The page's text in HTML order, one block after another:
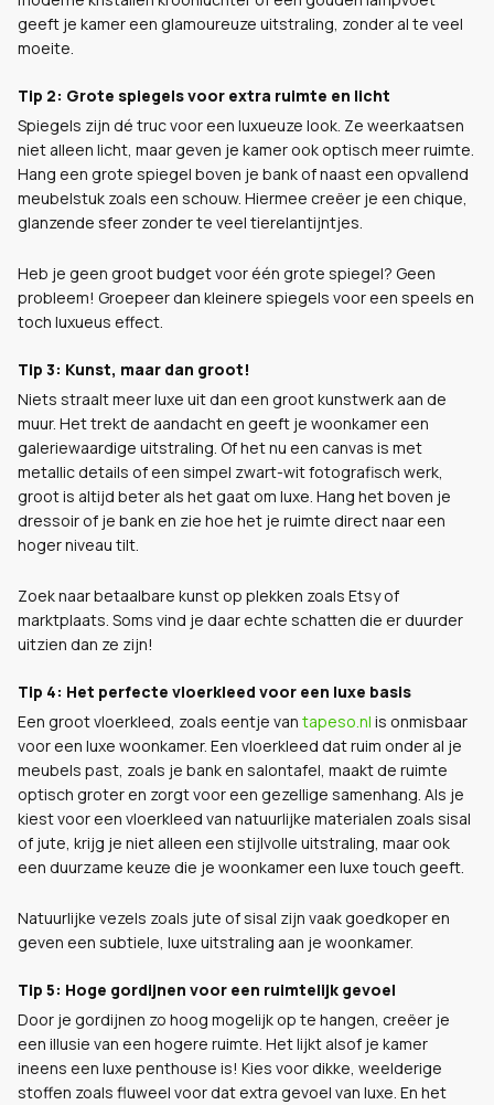
geeft je kamer een glamoureuze uitstraling, zonder al te veel
moeite.
Tip 2: Grote spiegels voor extra ruimte en licht
Spiegels zijn dé truc voor een luxueuze look. Ze weerkaatsen
niet alleen licht, maar geven je kamer ook optisch meer ruimte.
Hang een grote spiegel boven je bank of naast een opvallend
meubelstuk zoals een schouw. Hiermee creëer je een chique,
glanzende sfeer zonder te veel tierelantijntjes.
Heb je geen groot budget voor één grote spiegel? Geen
probleem! Groepeer dan kleinere spiegels voor een speels en
toch luxueus effect.
Tip 3: Kunst, maar dan groot!
Niets straalt meer luxe uit dan een groot kunstwerk aan de
muur. Het trekt de aandacht en geeft je woonkamer een
galeriewaardige uitstraling. Of het nu een canvas is met
metallic details of een simpel zwart-wit fotografisch werk,
groot is altijd beter als het gaat om luxe. Hang het boven je
dressoir of je bank en zie hoe het je ruimte direct naar een
hoger niveau tilt.
Zoek naar betaalbare kunst op plekken zoals Etsy of
marktplaats. Soms vind je daar echte schatten die er duurder
uitzien dan ze zijn!
Tip 4: Het perfecte vloerkleed voor een luxe basis
Een groot vloerkleed, zoals eentje van tapeso.nl is onmisbaar
voor een luxe woonkamer. Een vloerkleed dat ruim onder al je
meubels past, zoals je bank en salontafel, maakt de ruimte
optisch groter en zorgt voor een gezellige samenhang. Als je
kiest voor een vloerkleed van natuurlijke materialen zoals sisal
of jute, krijg je niet alleen een stijlvolle uitstraling, maar ook
een duurzame keuze die je woonkamer een luxe touch geeft.
Natuurlijke vezels zoals jute of sisal zijn vaak goedkoper en
geven een subtiele, luxe uitstraling aan je woonkamer.
Tip 5: Hoge gordijnen voor een ruimtelijk gevoel
Door je gordijnen zo hoog mogelijk op te hangen, creëer je
een illusie van een hogere ruimte. Het lijkt alsof je kamer
ineens een luxe penthouse is! Kies voor dikke, weelderige
stoffen zoals fluweel voor dat extra gevoel van luxe. En het